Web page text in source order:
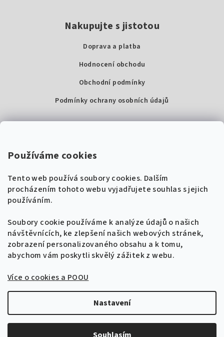
Používáme cookies
Tento web používá soubory cookies. Dalším
procházením tohoto webu vyjadřujete souhlas s jejich
používáním.
Soubory cookie používáme k analýze údajů o našich
návštěvnících, ke zlepšení našich webových stránek,
zobrazení personalizovaného obsahu a k tomu,
abychom vám poskytli skvělý zážitek z webu.
Více o cookies a POOU
Nastavení
Nakupujte s jistotou
Doprava a platba
Hodnocení obchodu
Obchodní podmínky
Podmínky ochrany osobních údajů
Super Noty, s.r.o.
IČ: 04568672
+420 604 485 792
info@supernoty.cz
V pracovních dnech od 8:00 do 17:00
VISA
🎸 Naladíme tě na nové zpěvníky!
Získej tipy, novinky a 10 % slevuna první
objednávku.
Přihlásit se k odběru
Zásady zpracování osobních údajů